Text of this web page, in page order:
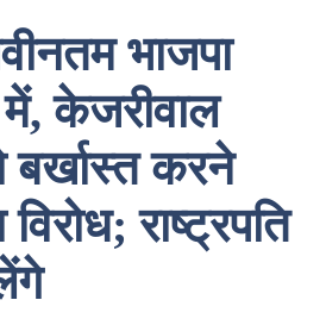
भाजपा
केजरीवाल
करने
राष्ट्रपति